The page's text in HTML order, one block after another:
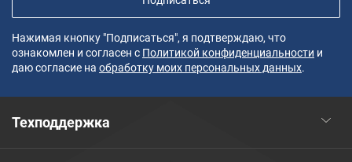
Нажимая кнопку "Подписаться", я подтверждаю, что
ознакомлен и согласен с Политикой конфиденциальности и
даю согласие на обработку моих персональных данных.
Техподдержка